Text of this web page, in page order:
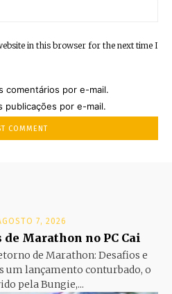
in this browser for the next time I
comentários por e-mail.
publicações por e-mail.
7, 2026
de Marathon no PC Cai
de Marathon: Desafios e
um lançamento conturbado, o
pela Bungie,...